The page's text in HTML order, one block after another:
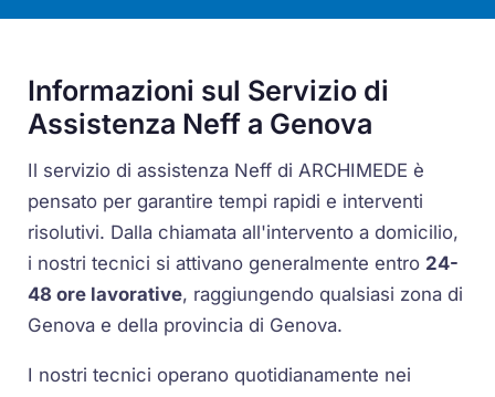
Informazioni sul Servizio di
Assistenza Neff a Genova
Il servizio di assistenza Neff di ARCHIMEDE è
pensato per garantire tempi rapidi e interventi
risolutivi. Dalla chiamata all'intervento a domicilio,
i nostri tecnici si attivano generalmente entro 24-
48 ore lavorative, raggiungendo qualsiasi zona di
Genova e della provincia di Genova.
I nostri tecnici operano quotidianamente nei